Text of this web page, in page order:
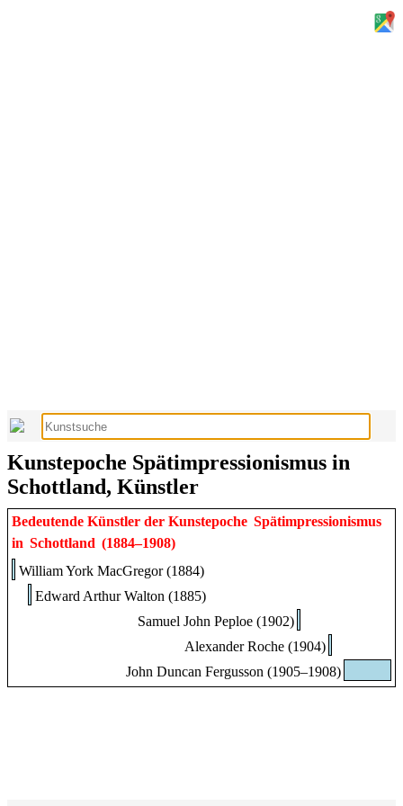
Kunstepoche Spätimpressionismus in
Schottland, Künstler
Bedeutende Künstler der Kunstepoche Spätimpressionismus
in Schottland (1884–1908)
William York MacGregor (1884)
Edward Arthur Walton (1885)
Samuel John Peploe (1902)
Alexander Roche (1904)
John Duncan Fergusson (1905–1908)